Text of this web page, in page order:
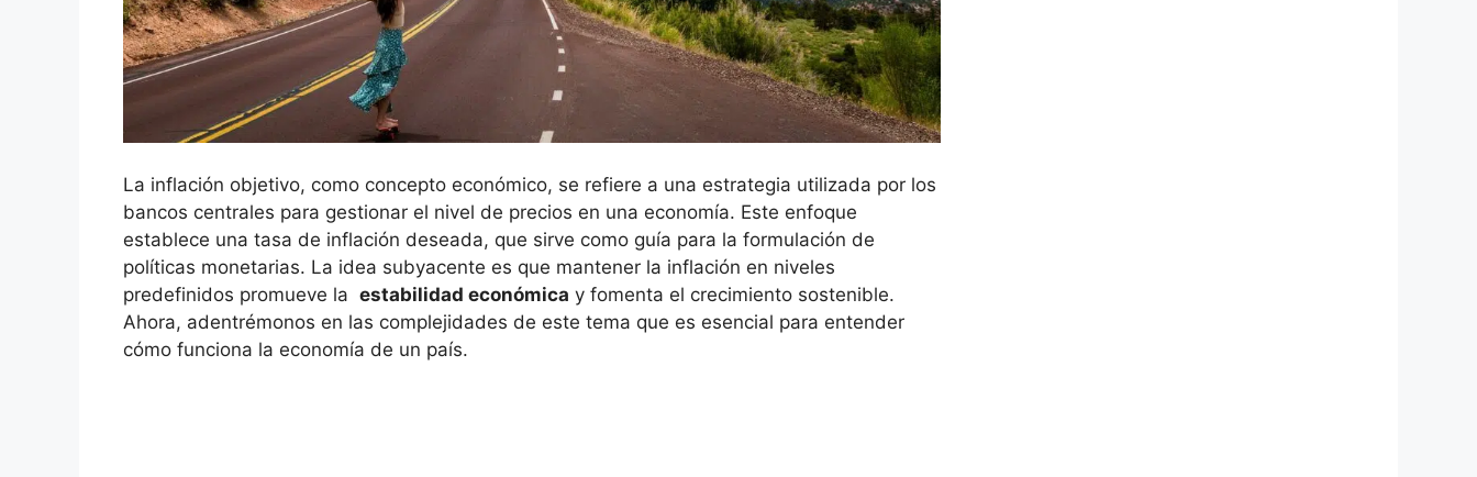
La inflación objetivo, como concepto económico, se refiere a una estrategia utilizada por los
bancos centrales para⁣ gestionar el nivel de precios en una economía. Este enfoque
establece una ‍tasa de inflación deseada, que sirve como guía ⁤para la formulación de
políticas monetarias. La idea subyacente‌ es que mantener la inflación en niveles
predefinidos promueve la ‌ estabilidad económica y fomenta el‌ crecimiento ⁤sostenible.
Ahora,⁢ adentrémonos en ‌las complejidades de este​ tema que es esencial para entender
cómo funciona​ la economía de un país.